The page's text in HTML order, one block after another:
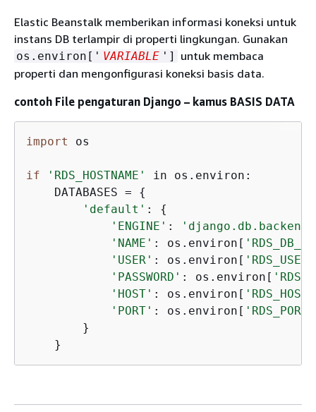
Elastic Beanstalk memberikan informasi koneksi untuk
instans DB terlampir di properti lingkungan. Gunakan
os.environ[' VARIABLE ']
untuk membaca
properti dan mengonfigurasi koneksi basis data.
contoh File pengaturan Django – kamus BASIS DATA
import os
if 'RDS_HOSTNAME'
in os.environ:
    DATABASES =
{
'default' : {
'ENGINE' :
'NAME' : os.environ[
'USER' : os.environ[
'PASSWORD' : os.environ[
'HOST' : os.environ[
'PORT' : os.environ[ 'RDS_PORT'
        }
    }